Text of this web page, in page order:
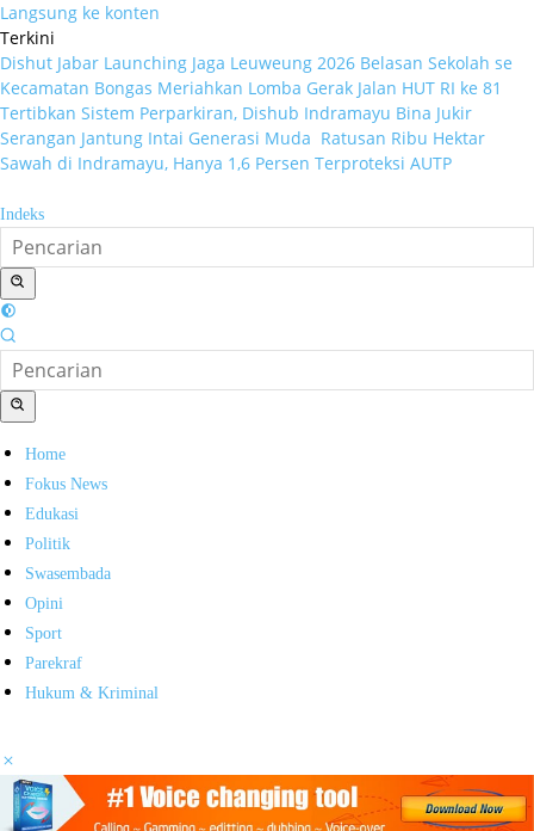
Langsung ke konten
Terkini
Dishut Jabar Launching Jaga Leuweung 2026 Belasan Sekolah se
Kecamatan Bongas Meriahkan Lomba Gerak Jalan HUT RI ke 81
Tertibkan Sistem Perparkiran, Dishub Indramayu Bina Jukir
Serangan Jantung Intai Generasi Muda Ratusan Ribu Hektar
Sawah di Indramayu, Hanya 1,6 Persen Terproteksi AUTP
Indeks
Home
Fokus News
Edukasi
Politik
Swasembada
Opini
Sport
Parekraf
Hukum & Kriminal